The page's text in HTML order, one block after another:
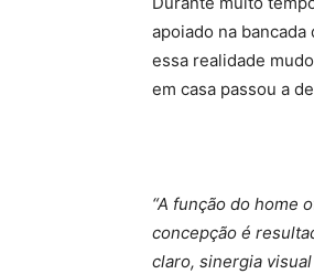
apoiado na
essa realidade
em casa passou a
“A função do home
concepção é
claro, sinergia